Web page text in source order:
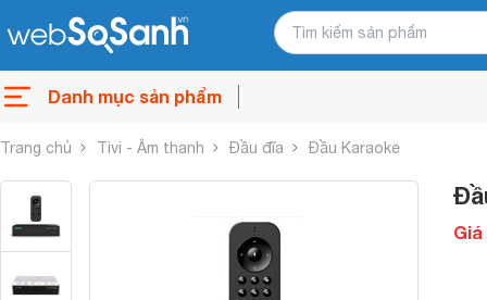
Danh mục sản phẩm
Trang chủ Tivi - Âm thanh Đầu đĩa Đầu Karaoke
Giá